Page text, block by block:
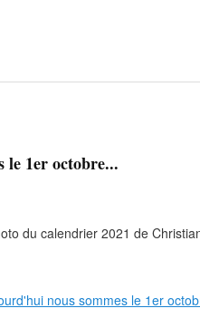
le 1er octobre...
du calendrier 2021 de